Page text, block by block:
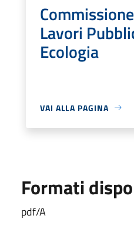
Lavori
Ecologia
VAI ALLA PAGINA
Formati
pdf/A